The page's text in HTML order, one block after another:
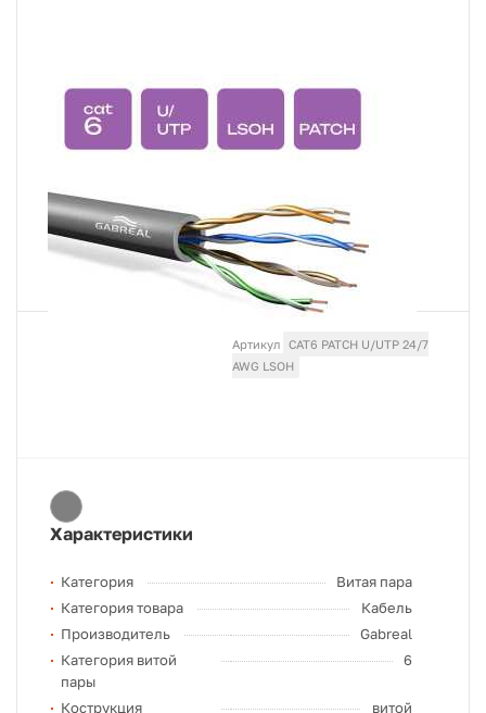
Артикул
CAT6 PATCH U/UTP 24/7
AWG LSOH
Характеристики
Категория
Витая пара
Категория товара
Кабель
Производитель
Gabreal
Категория витой
пары
6
Кострукция
витой